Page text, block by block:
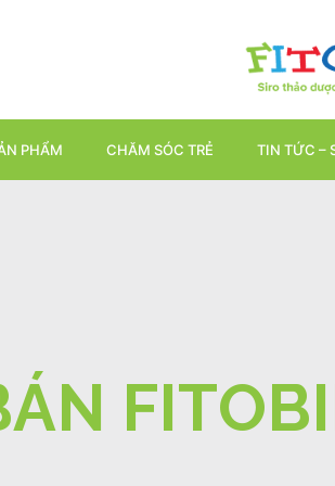
PHẨM CHĂM SÓC TRẺ TIN TỨC –